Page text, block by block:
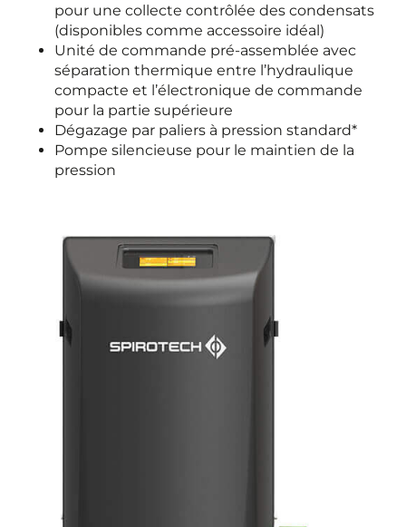
pour une collecte contrôlée des condensats
(disponibles comme accessoire idéal)
Unité de commande pré-assemblée avec
séparation thermique entre l’hydraulique
compacte et l’électronique de commande
pour la partie supérieure
Dégazage par paliers à pression standard*
Pompe silencieuse pour le maintien de la
pression